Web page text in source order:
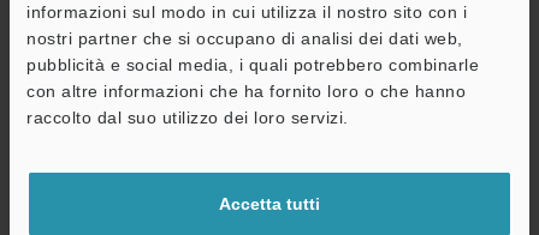
informazioni sul modo in cui utilizza il nostro sito con i
nostri partner che si occupano di analisi dei dati web,
pubblicità e social media, i quali potrebbero combinarle
con altre informazioni che ha fornito loro o che hanno
raccolto dal suo utilizzo dei loro servizi.
Accetta tutti
Continua
Privacy garantita al 100% - le informazioni personali non saranno
Dichiarazione sulla privacy